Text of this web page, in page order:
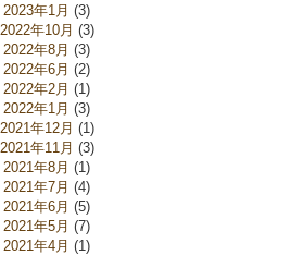
2023年1月 (3)
2022年10月 (3)
2022年8月 (3)
2022年6月 (2)
2022年2月 (1)
2022年1月 (3)
2021年12月 (1)
2021年11月 (3)
2021年8月 (1)
2021年7月 (4)
2021年6月 (5)
2021年5月 (7)
2021年4月 (1)